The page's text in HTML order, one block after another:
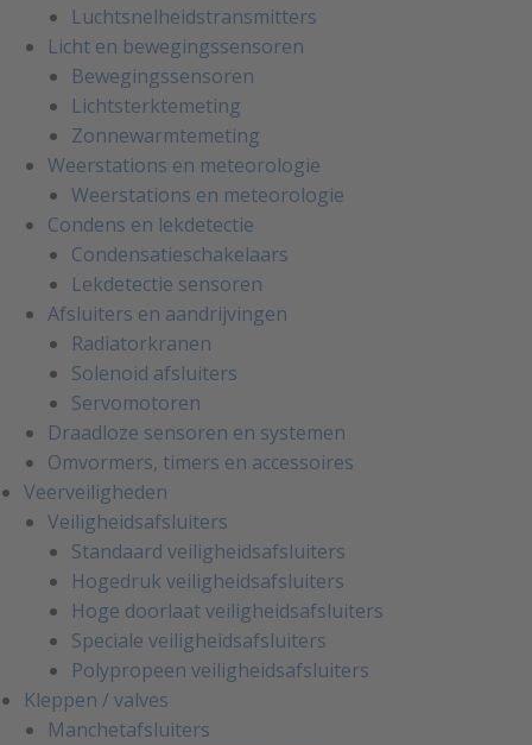
Luchtsnelheidstransmitters
Licht en bewegingssensoren
Bewegingssensoren
Lichtsterktemeting
Zonnewarmtemeting
Weerstations en meteorologie
Weerstations en meteorologie
Condens en lekdetectie
Condensatieschakelaars
Lekdetectie sensoren
Afsluiters en aandrijvingen
Radiatorkranen
Solenoid afsluiters
Servomotoren
Draadloze sensoren en systemen
Omvormers, timers en accessoires
Veerveiligheden
Veiligheidsafsluiters
Standaard veiligheidsafsluiters
Hogedruk veiligheidsafsluiters
Hoge doorlaat veiligheidsafsluiters
Speciale veiligheidsafsluiters
Polypropeen veiligheidsafsluiters
Kleppen / valves
Manchetafsluiters